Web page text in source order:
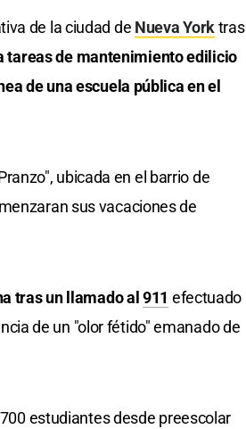
de la ciudad de Nueva Yorktras
tareas de mantenimiento edilicio
de una escuela pública en el
ubicada en el barrio de
sus vacaciones de
tras un llamado al911 efectuado
de un "olor fétido" emanado de
estudiantes desde preescolar